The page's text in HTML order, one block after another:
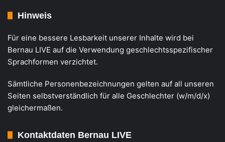
Hinweis
Für eine bessere Lesbarkeit unserer Inhalte wird bei
Bernau LIVE auf die Verwendung geschlechtsspezifischer
Sprachformen verzichtet.
Sämtliche Personenbezeichnungen gelten auf all unseren
Seiten selbstverständlich für alle Geschlechter (w/m/d/x)
gleichermaßen.
Kontaktdaten Bernau LIVE